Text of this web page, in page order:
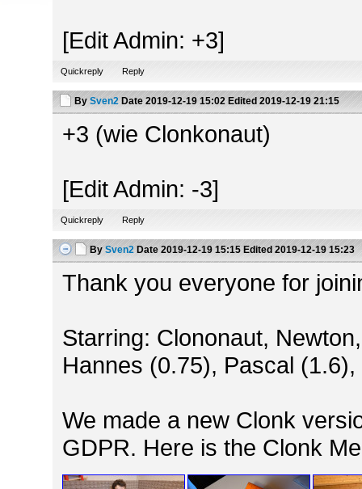
[Edit Admin: +3]
Quickreply Reply
By Sven2 Date 2019-12-19 15:02 Edited 2019-12-19 21:15
+3 (wie Clonkonaut)
[Edit Admin: -3]
Quickreply Reply
By Sven2 Date 2019-12-19 15:15 Edited 2019-12-19 15:23
Thank you everyone for
Starring: Clononaut,
Hannes (0.75), Pascal
We made a new Clonk
GDPR. Here is the Clonk